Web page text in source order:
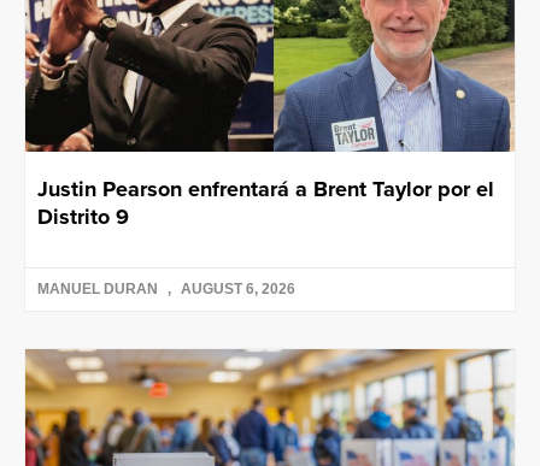
Justin Pearson enfrentará a Brent Taylor por el
Distrito 9
MANUEL DURAN AUGUST 6, 2026